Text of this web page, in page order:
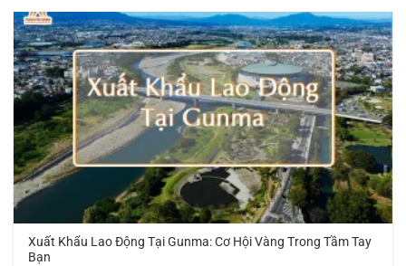
Xuất Khẩu Lao Động Tại Gunma: Cơ Hội Vàng Trong Tầm Tay
Bạn